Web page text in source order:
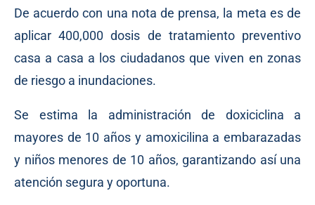
De acuerdo con una nota de prensa, la meta es de
aplicar 400,000 dosis de tratamiento preventivo
casa a casa a los ciudadanos que viven en zonas
de riesgo a inundaciones.
Se estima la administración de doxiciclina a
mayores de 10 años y amoxicilina a embarazadas
y niños menores de 10 años, garantizando así una
atención segura y oportuna.